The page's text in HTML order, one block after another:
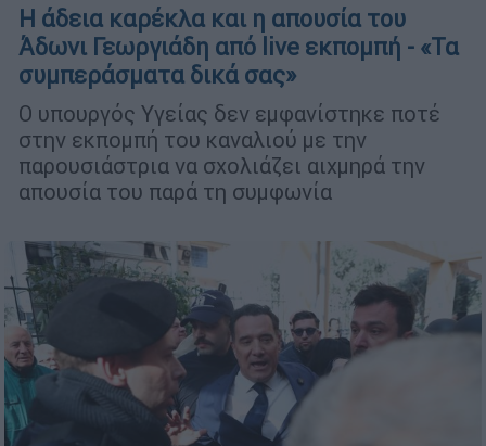
Η άδεια καρέκλα και η απουσία του
Άδωνι Γεωργιάδη από live εκπομπή - «Τα
συμπεράσματα δικά σας»
Ο υπουργός Υγείας δεν εμφανίστηκε ποτέ
στην εκπομπή του καναλιού με την
παρουσιάστρια να σχολιάζει αιχμηρά την
απουσία του παρά τη συμφωνία